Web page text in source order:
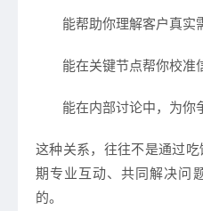
能帮助你理解客户真实
能在关键节点帮你校准
能在内部讨论中，为你
这种关系，往往不是通过
期专业互动、共同解决问
的。